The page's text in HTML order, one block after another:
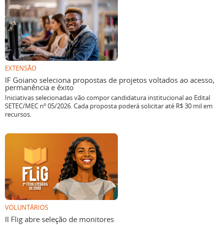
EXTENSÃO
IF Goiano seleciona propostas de projetos voltados ao acesso,
permanência e êxito
Iniciativas selecionadas vão compor candidatura institucional ao Edital
SETEC/MEC nº 05/2026. Cada proposta poderá solicitar até R$ 30 mil em
recursos.
VOLUNTÁRIOS
II Flig abre seleção de monitores